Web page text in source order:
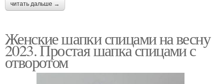
читать дальше →
Женские шапки спицами на весну
2023. Простая шапка спицами с
отворотом